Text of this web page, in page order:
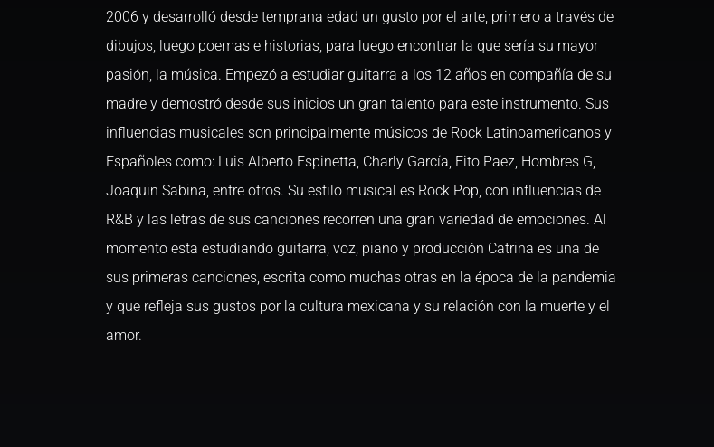
2006 y desarrolló desde temprana edad un gusto por el arte, primero a través de
dibujos, luego poemas e historias, para luego encontrar la que sería su mayor
pasión, la música. Empezó a estudiar guitarra a los 12 años en compañía de su
madre y demostró desde sus inicios un gran talento para este instrumento. Sus
influencias musicales son principalmente músicos de Rock Latinoamericanos y
Españoles como: Luis Alberto Espinetta, Charly García, Fito Paez, Hombres G,
Joaquin Sabina, entre otros. Su estilo musical es Rock Pop, con influencias de
R&B y las letras de sus canciones recorren una gran variedad de emociones. Al
momento esta estudiando guitarra, voz, piano y producción Catrina es una de
sus primeras canciones, escrita como muchas otras en la época de la pandemia
y que refleja sus gustos por la cultura mexicana y su relación con la muerte y el
amor.